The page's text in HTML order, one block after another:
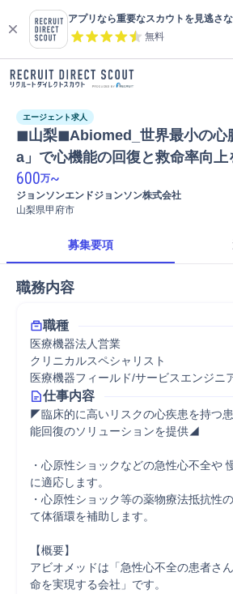
アプリなら重要なスカウトを見逃さ
無料
エージェント求人
◼︎山梨◼︎Abiomed_世界最小の心
a」で心機能の回復と救命率向上
600万~
ジョンソンエンドジョンソン株式会社
山梨県甲府市
募集要項
職務内容
職種
医療機器法人営業
クリニカルスペシャリスト
医療機器フィールド/サービスエンジニ
仕事内容
◤臨床的に高いリスクの心疾患を持つ
能回復のソリューションを提供◢
・心原性ショックなどの急性心不全や
に適応します。
・心原性ショック等の薬物療法抵抗性
て体循環を補助します。
【概要】
アビオメッドは「急性心不全の患者さ
命を実現する会社」です。